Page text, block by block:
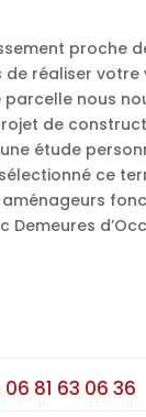
proche
réaliser votre
nous
de
étude
ce
Demeures
06 81 63 06 36